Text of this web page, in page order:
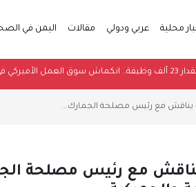
محلية عربي ودولي مقالات اليمن في
بمقدار 23 ألف وظيفة.. انكماش سوق العمل الأميركي في يوليو بشكل غير متوقع
يناقش مع رئيس مصلحة الجمارك...
يناقش مع رئيس مصلحة